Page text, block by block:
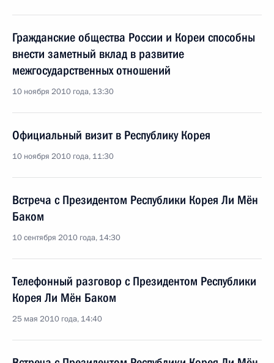
Гражданские общества России и Кореи способны
внести заметный вклад в развитие
межгосударственных отношений
10 ноября 2010 года, 13:30
Официальный визит в Республику Корея
10 ноября 2010 года, 11:30
Встреча с Президентом Республики Корея Ли Мён
Баком
10 сентября 2010 года, 14:30
Телефонный разговор с Президентом Республики
Корея Ли Мён Баком
25 мая 2010 года, 14:40